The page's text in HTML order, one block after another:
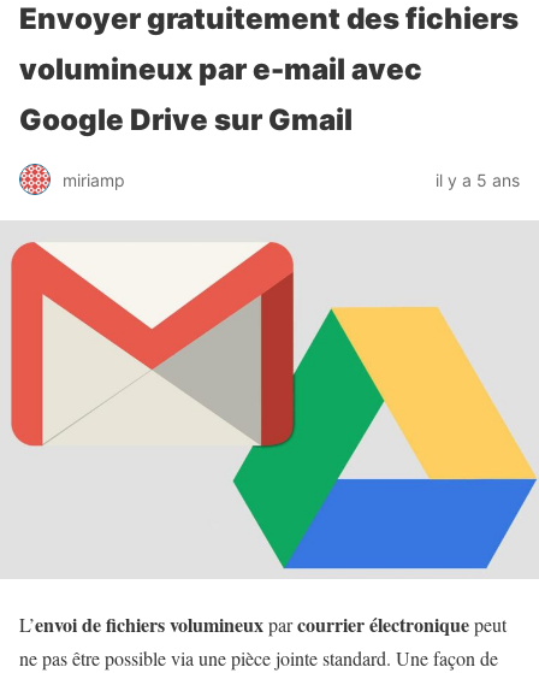
Envoyer gratuitement des fichiers
volumineux par e-mail avec
Google Drive sur Gmail
miriamp il y a 5 ans
L’envoi de fichiers volumineuxparcourrier électroniquepeut
ne pas être possible via une pièce jointe standard. Une façon de